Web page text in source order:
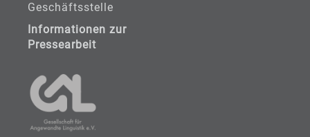
Geschäftsstelle
Informationen zur
Pressearbeit